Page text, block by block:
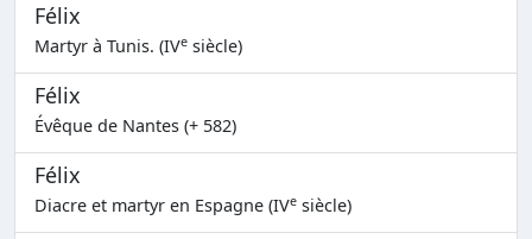
Félix
Martyr à Tunis. (IVe siècle)
Félix
Évêque de Nantes (+ 582)
Félix
Diacre et martyr en Espagne (IVe siècle)